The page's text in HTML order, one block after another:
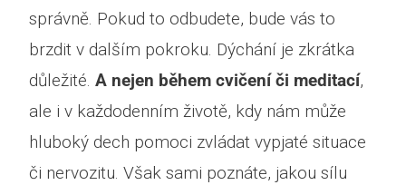
správně. Pokud to odbudete, bude vás to
brzdit v dalším pokroku. Dýchání je zkrátka
důležité. A nejen během cvičení či meditací,
ale i v každodenním životě, kdy nám může
hluboký dech pomoci zvládat vypjaté situace
či nervozitu. Však sami poznáte, jakou sílu